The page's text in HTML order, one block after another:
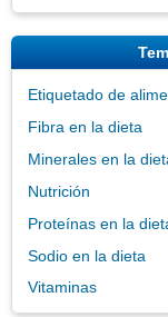
Etiquetado de
Fibra en la dieta
Minerales en la
Nutrición
Proteínas en la
Sodio en la dieta
Vitaminas